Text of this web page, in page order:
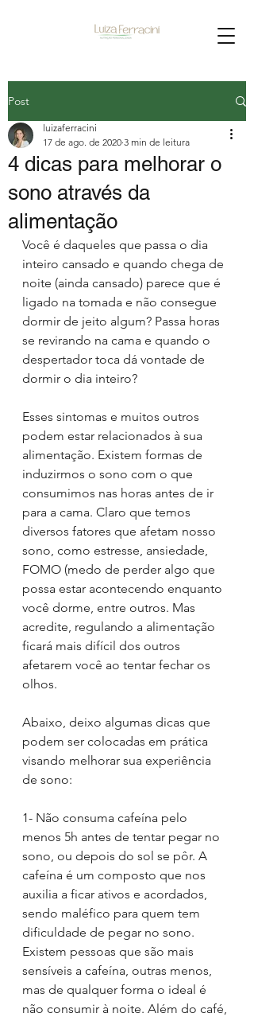
Post
4 dicas para melhorar o
sono através da
alimentação
luizaferracini
17 de ago. de 2020 3 min de leitura
Você é daqueles que passa o dia
inteiro cansado e quando chega de
noite (ainda cansado) parece que é
ligado na tomada e não consegue
dormir de jeito algum? Passa horas
se revirando na cama e quando o
despertador toca dá vontade de
dormir o dia inteiro?
Esses sintomas e muitos outros
podem estar relacionados à sua
alimentação. Existem formas de
induzirmos o sono com o que
consumimos nas horas antes de ir
para a cama. Claro que temos
diversos fatores que afetam nosso
sono, como estresse, ansiedade,
FOMO (medo de perder algo que
possa estar acontecendo enquanto
você dorme, entre outros. Mas
acredite, regulando a alimentação
ficará mais difícil dos outros
afetarem você ao tentar fechar os
olhos.
Abaixo, deixo algumas dicas que
podem ser colocadas em prática
visando melhorar sua experiência
de sono:
1- Não consuma cafeína pelo
menos 5h antes de tentar pegar no
sono, ou depois do sol se pôr. A
cafeína é um composto que nos
auxilia a ficar ativos e acordados,
sendo maléfico para quem tem
dificuldade de pegar no sono.
Existem pessoas que são mais
sensíveis a cafeína, outras menos,
mas de qualquer forma o ideal é
não consumir à noite. Além do café,